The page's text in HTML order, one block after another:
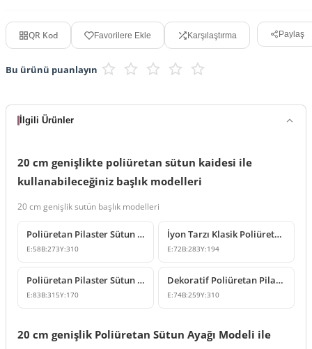
QR Kod Favorilere Ekle Karşılaştırma Paylaş
Bu ürünü puanlayın
İlgili Ürünler
20 cm genişlikte poliüretan sütun kaidesi ile
kullanabileceğiniz başlık modelleri
20 cm genişlik sutün başlık modelleri
Poliüretan Pilaster Sütun Başlığı Modelleri
E:58B:273Y:310
İyon Tarzı Klasik Poliüretan Pilaster Sütun Başlığı
E:72B:283Y:194
Poliüretan Pilaster Sütun Başlığı Modeli
E:83B:315Y:170
Dekoratif Poliüretan Pilaster Sütun Başlığı ve Gövde Modeli
E:74B:259Y:310
20 cm genişlik Poliüretan Sütun Ayağı Modeli ile